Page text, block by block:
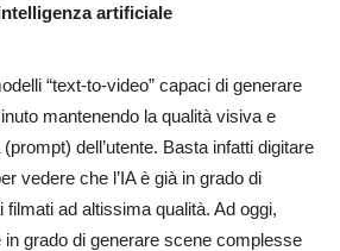
artificiale
“text-to-video” capaci di generare
mantenendo la qualità visiva e
dell’utente. Basta infatti digitare
vedere che l’IA è già in grado di
ad altissima qualità. Ad oggi,
in grado di generare scene complesse